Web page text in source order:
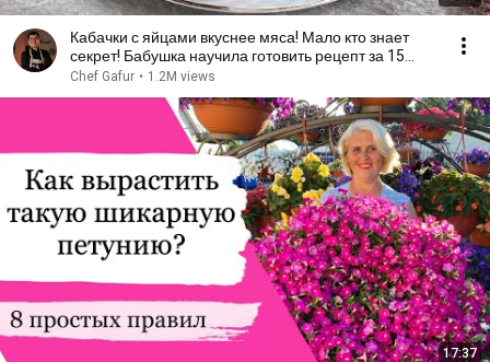
Кабачки с яйцами вкуснее мяса! Мало кто знает
секрет! Бабушка научила готовить рецепт за 15
минут
Chef Gafur • 1.2M views
17:37